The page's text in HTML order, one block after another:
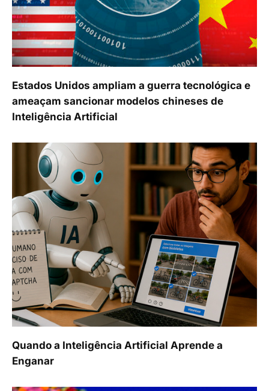
Estados Unidos ampliam a guerra tecnológica e
ameaçam sancionar modelos chineses de
Inteligência Artificial
Quando a Inteligência Artificial Aprende a
Enganar